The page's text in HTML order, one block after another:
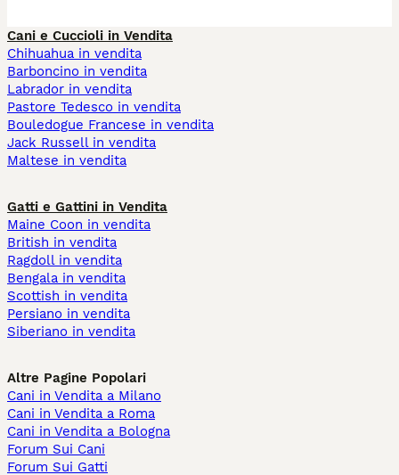
Cani e Cuccioli in Vendita
Chihuahua in vendita
Barboncino in vendita
Labrador in vendita
Pastore Tedesco in vendita
Bouledogue Francese in vendita
Jack Russell in vendita
Maltese in vendita
Gatti e Gattini in Vendita
Maine Coon in vendita
British in vendita
Ragdoll in vendita
Bengala in vendita
Scottish in vendita
Persiano in vendita
Siberiano in vendita
Altre Pagine Popolari
Cani in Vendita a Milano
Cani in Vendita a Roma
Cani in Vendita a Bologna
Forum Sui Cani
Forum Sui Gatti